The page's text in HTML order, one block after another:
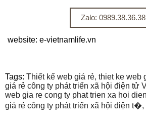
Zalo: 0989.38.36.38
website: e-vietnamlife.vn
Tags: Thiết kế web giá rẻ, thiet ke web
giá rẻ công ty phát triển xã hội điện tử
web gia re cong ty phat trien xa hoi
giá rẻ công ty phát triển xã hội điện t�,